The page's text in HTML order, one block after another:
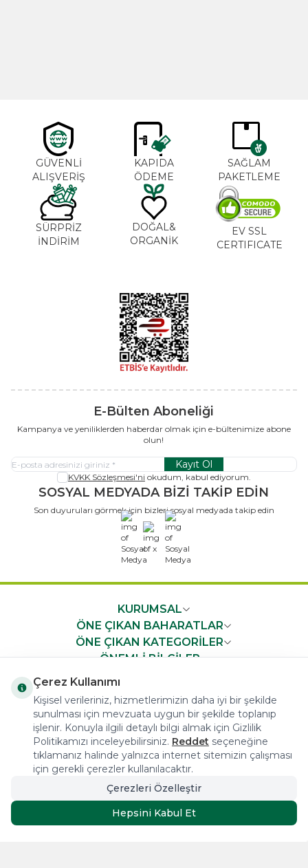
GÜVENLİ
ALIŞVERİŞ
KAPIDA
ÖDEME
SAĞLAM
PAKETLEME
SÜRPRİZ
İNDİRİM
DOĞAL&
ORGANİK
EV SSL
CERTIFICATE
E-Bülten Aboneliği
Kampanya ve yeniliklerden haberdar olmak için e-bültenimize abone
olun!
Kayıt Ol
KVKK Sözleşmesi'ni okudum, kabul ediyorum.
SOSYAL MEDYADA BİZİ TAKİP EDİN
Son duyuruları görmek için bizleri sosyal medyada takip edin
x
KURUMSAL
ÖNE ÇIKAN BAHARATLAR
ÖNE ÇIKAN KATEGORİLER
ÖNEMLİ BİLGİLER
COPYRIGHT © 2023 arifoglu.com ALL RIGHTS RESERVED
Tasarım ve Reklam Danışmanlığı AJANSTEK
Çerez Kullanımı
Kişisel verileriniz, hizmetlerimizin daha iyi bir şekilde
sunulması için mevzuata uygun bir şekilde toplanıp
işlenir. Konuyla ilgili detaylı bilgi almak için Gizlilik
Politikamızı inceleyebilirsiniz. Reddet seçeneğine
tıklamanız halinde yalnızca internet sitemizin çalışması
için gerekli çerezler kullanılacaktır.
Çerezleri Özelleştir
Hepsini Kabul Et